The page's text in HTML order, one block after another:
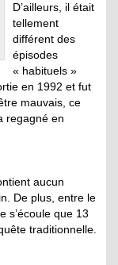
D’ailleurs, il était
tellement
différent des
épisodes
« habituels »
en 1992 et fut
mauvais, ce
regagné en
aucun
De plus, entre le
s’écoule que 13
traditionnelle.